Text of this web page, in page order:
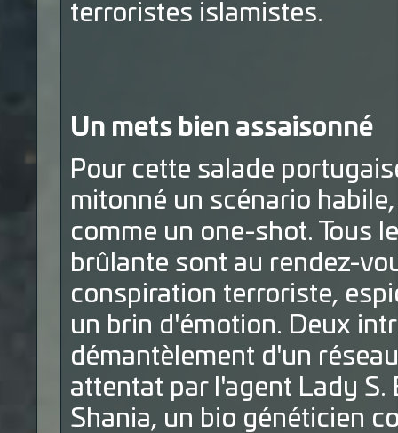
terroristes islamistes.
Un mets bien assaisonné
Pour cette salade
mitonné un scénario
comme un one-shot. Tous
brûlante sont au rendez-
conspiration terroriste,
un brin d'émotion. Deux
démantèlement d'un
attentat par l'agent Lady S.
Shania, un bio généticien